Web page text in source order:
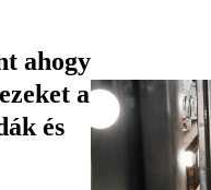
ahogy
a
és